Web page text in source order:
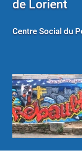
de Lorient
Centre Social du